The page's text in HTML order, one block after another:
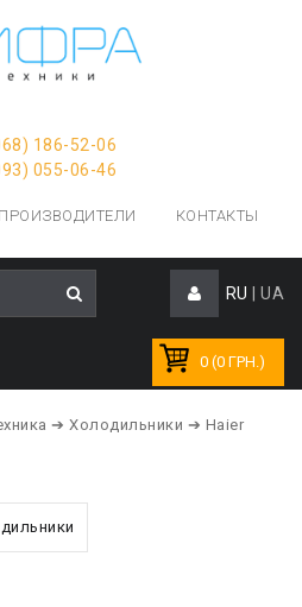
186-52-06
055-06-46
ПРОИЗВОДИТЕЛИ КОНТАКТЫ
RU UA
0 (0 ГРН.)
➔ Холодильники ➔ Haier